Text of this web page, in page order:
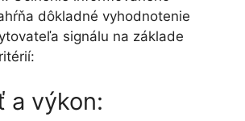
dôkladné vyhodnotenie
signálu na základe
a výkon: